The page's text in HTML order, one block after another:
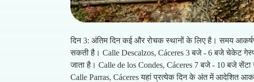
दिन 3: अंतिम दिन कई और रोचक स्थानों के लिए है। समय
सकती है। Calle Descalzos, Cáceres 3 बजे - 6 बजे चेकेट
जाता है। Calle de los Condes, Cáceres 7 बजे - 10 बजे
Calle Parras, Cáceres यहां प्रत्येक दिन के अंत में आदेशित